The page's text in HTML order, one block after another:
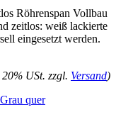
Röhrenspan Vollbau
zeitlos: weiß lackierte
eingesetzt werden.
USt. zzgl. Versand)
quer